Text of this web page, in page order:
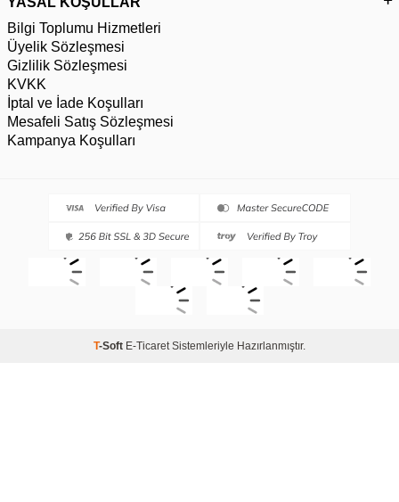
Bilgi Toplumu Hizmetleri
Üyelik Sözleşmesi
Gizlilik Sözleşmesi
KVKK
İptal ve İade Koşulları
Mesafeli Satış Sözleşmesi
Kampanya Koşulları
T-Soft E-Ticaret Sistemleriyle Hazırlanmıştır.